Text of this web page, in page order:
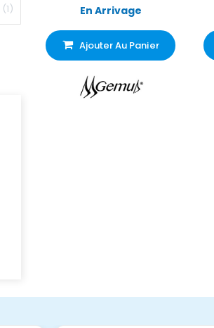
1 En Arrivage
Ajouter Au Panier